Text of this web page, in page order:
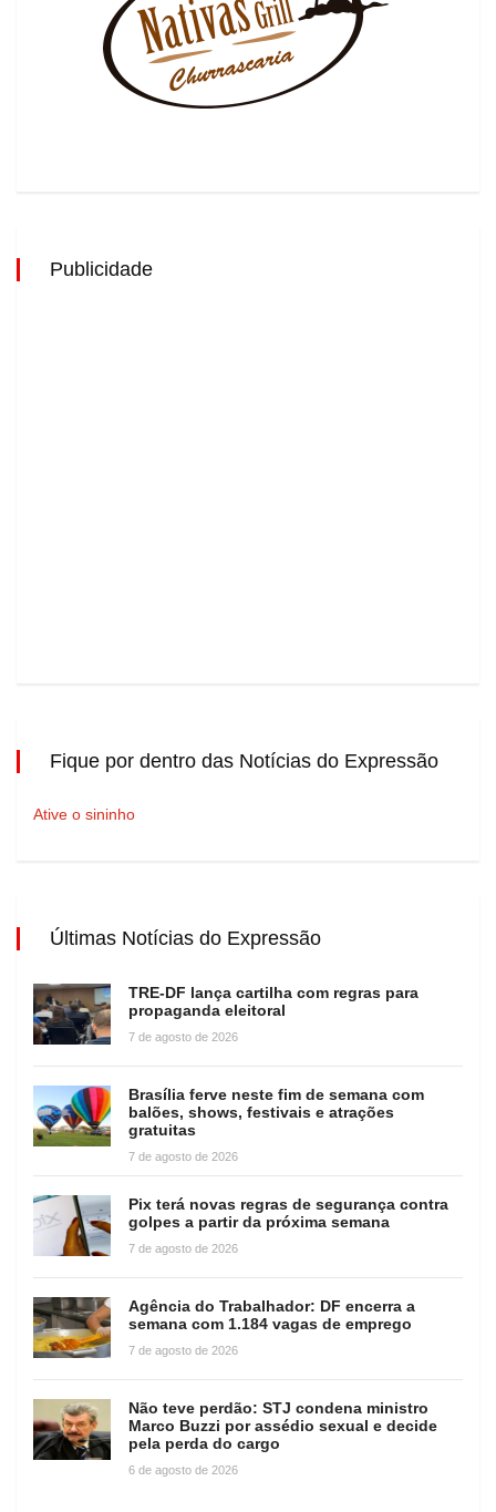
Publicidade
Fique por dentro das Notícias do Expressão
Ative o sininho
Últimas Notícias do Expressão
TRE-DF lança cartilha com regras para
propaganda eleitoral
7 de agosto de 2026
Brasília ferve neste fim de semana com
balões, shows, festivais e atrações
gratuitas
7 de agosto de 2026
Pix terá novas regras de segurança contra
golpes a partir da próxima semana
7 de agosto de 2026
Agência do Trabalhador: DF encerra a
semana com 1.184 vagas de emprego
7 de agosto de 2026
Não teve perdão: STJ condena ministro
Marco Buzzi por assédio sexual e decide
pela perda do cargo
6 de agosto de 2026